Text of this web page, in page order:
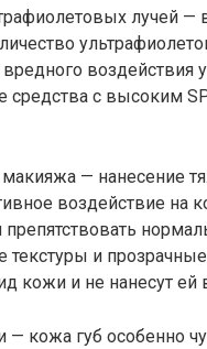
лучей
воздействия
с высоким
— нанесение
воздействие
текстуры и
кожи и не нанесут ей
— кожа губ особенно